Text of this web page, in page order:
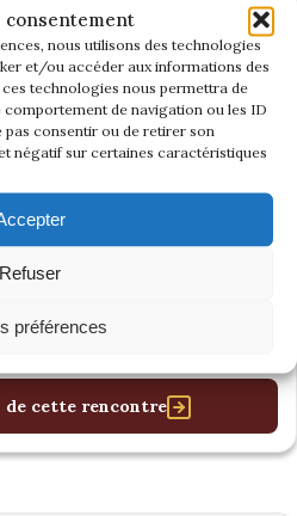
consentement
nous utilisons des technologies
et/ou accéder aux informations des
technologies nous permettra de
comportement de navigation ou les ID
pas consentir ou de retirer son
négatif sur certaines caractéristiques
Refuser
préférences
cette rencontre